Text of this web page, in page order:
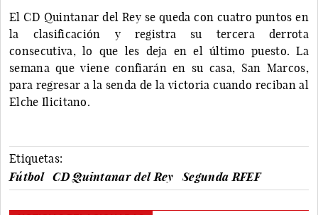
El CD Quintanar del Rey se queda con cuatro puntos en
la clasificación y registra su tercera derrota
consecutiva, lo que les deja en el último puesto. La
semana que viene confiarán en su casa, San Marcos,
para regresar a la senda de la victoria cuando reciban al
Elche Ilicitano.
Etiquetas:
Fútbol
CD Quintanar del Rey Segunda RFEF